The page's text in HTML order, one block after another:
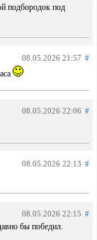
подбородок под
08.05.2026 21:57 #
08.05.2026 22:06 #
08.05.2026 22:13 #
08.05.2026 22:15 #
бы победил.